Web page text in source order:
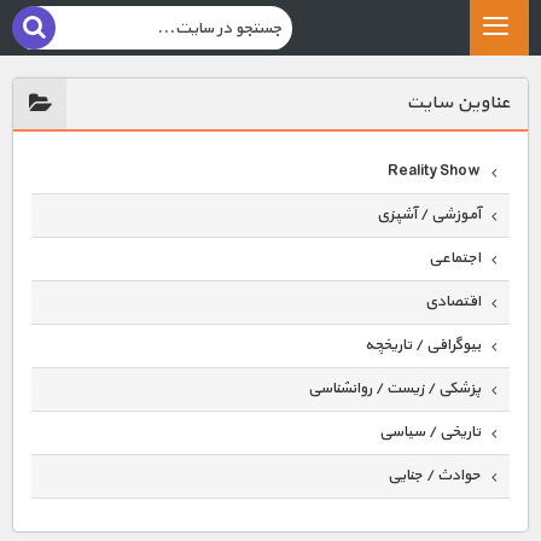
عناوين سايت
Reality Show
آموزشی / آشپزی
اجتماعی
اقتصادی
بیوگرافی / تاریخچه
پزشکی / زیست / روانشناسی
تاریخی / سیاسی
حوادث / جنایی